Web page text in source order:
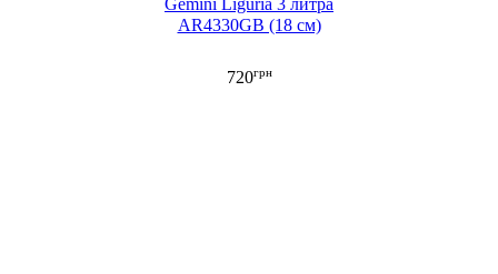
Gemini Liguria 3 литра
AR4330GB (18 см)
720грн